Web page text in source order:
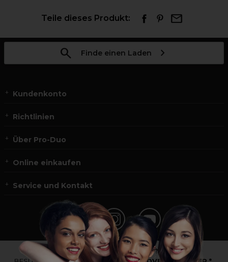
Teile dieses Produkt:
Finde einen Laden
Kundenkonto
Richtlinien
Über Pro-Duo
Online einkaufen
Service und Kontakt
*Du bist kein Profikunde?